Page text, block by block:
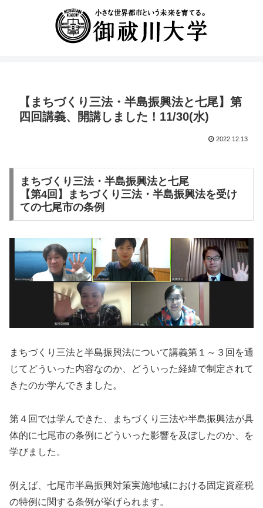
【まちづくり三法・半島振興法と七尾】第
四回講義、開講しました！11/30(水)
2022.12.13
まちづくり三法・半島振興法と七尾
【第4回】まちづくり三法・半島振興法を受け
ての七尾市の条例
まちづくり三法と半島振興法について講義第１～３回を通
じてどういった内容なのか、どういった経緯で制定されて
きたのか学んできました。
第４回では学んできた、まちづくり三法や半島振興法が具
体的に七尾市の条例にどういった影響を及ぼしたのか、を
学びました。
例えば、七尾市半島振興対策実施地域における固定資産税
の特例に関する条例が挙げられます。